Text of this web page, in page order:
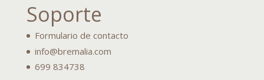
Soporte
Formulario de contacto
info@bremalia.com
699 834738